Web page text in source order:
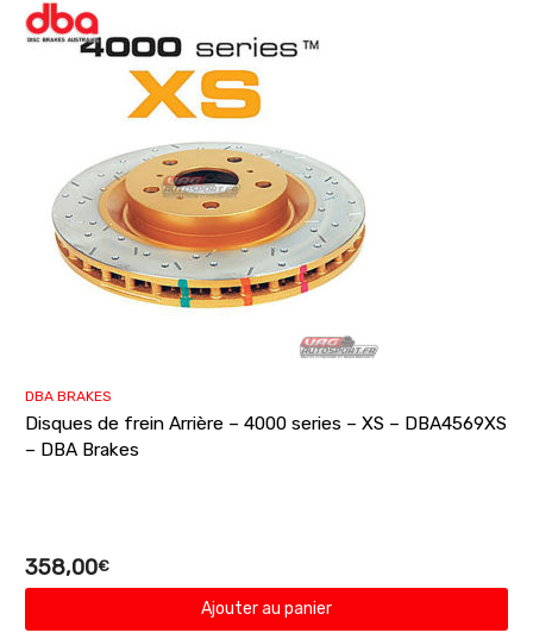
DBA BRAKES
Disques de frein Arrière – 4000 series – XS – DBA4569XS
– DBA Brakes
358,00€
Ajouter au panier